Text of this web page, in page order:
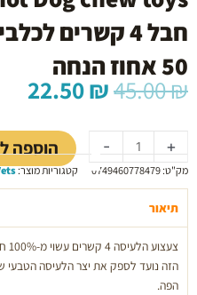
חבל 4 קשרים
50 אחוז הנחה
45.00₪ המחיר
המקורי
היה:
45.00 ₪.
22.50₪
₪. -
של
Four-
Knot
Dog
toys-
צעצוע
חבל
+ הוספה
מק"ט:0749460778479 קטגוריות מוצר:
תיאור
הזה נועד לספק את יצר הלעיסה הטבעי
הפה.